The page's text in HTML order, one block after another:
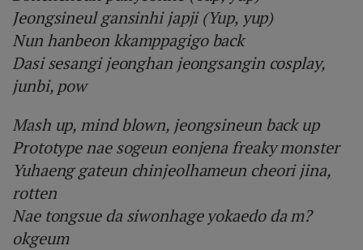
Jeongsineul gansinhi japji (Yup, yup)
Nun hanbeon kkamppagigo back
Dasi sesangi jeonghan jeongsangin cosplay,
junbi, pow
Mash up, mind blown, jeongsineun back up
Prototype nae sogeun eonjena freaky monster
Yuhaeng gateun chinjeolhameun cheori jina,
rotten
Nae tongsue da siwonhage yokaedo da m?
okgeum